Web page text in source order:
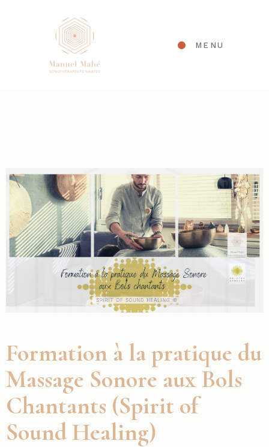
MENU
Formation à la pratique du
Massage Sonore aux Bols
Chantants (Spirit of
Sound Healing)